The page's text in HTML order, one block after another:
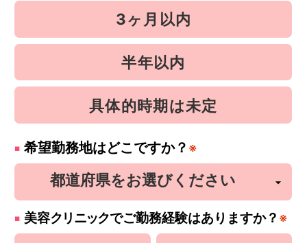
3ヶ月以内
半年以内
具体的時期は未定
希望勤務地はどこですか？ ※
美容クリニックでご勤務経験はありますか？ ※